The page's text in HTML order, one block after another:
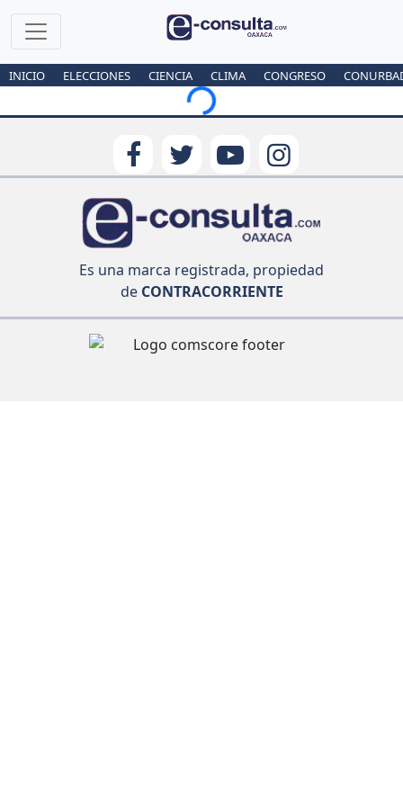
INICIO ELECCIONES CIENCIA CLIMA CONGRESO
Loading...
Es una marca registrada, propiedad
deCONTRACORRIENTE